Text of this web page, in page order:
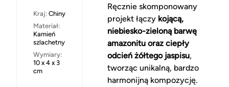
Kraj: Chiny
Materiał:
Kamień
szlachetny
Wymiary:
10 x 4 x 3
cm
Ręcznie skomponowany
projekt łączy kojącą,
niebiesko-zieloną barwę
amazonitu oraz ciepły
odcień żółtego jaspisu,
tworząc unikalną, bardzo
harmonijną kompozycję.